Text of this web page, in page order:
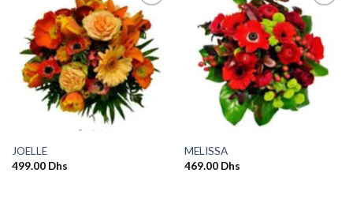
Ajouter
à la
wishlist
JOELLE
499.00 Dhs
Ajouter
à la
wishlist
MELISSA
469.00 Dhs